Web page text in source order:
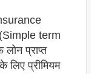
term
प्राप्त
लिए प्रीमियम